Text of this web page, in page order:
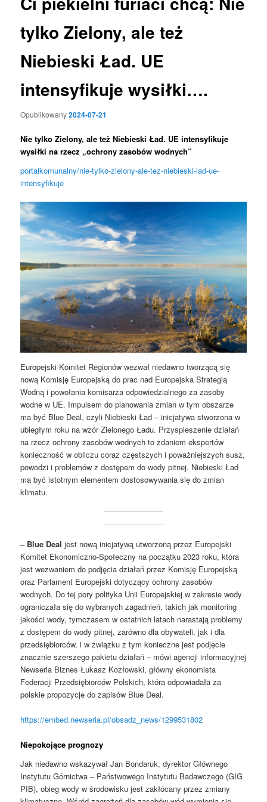
tylko Zielony, ale też
Niebieski Ład. UE
intensyfikuje wysiłki….
Opublikowany2024-07-21
Nie tylko Zielony, ale też Niebieski Ład. UE intensyfikuje
wysiłki na rzecz „ochrony zasobów wodnych”
portalkomunalny/nie-tylko-zielony-ale-tez-niebieski-lad-ue-
intensyfikuje
Europejski Komitet Regionów wezwał niedawno tworzącą się
nową Komisję Europejską do prac nad Europejska Strategią
Wodną i powołania komisarza odpowiedzialnego za zasoby
wodne w UE. Impulsem do planowania zmian w tym obszarze
ma być Blue Deal, czyli Niebieski Ład – inicjatywa stworzona w
ubiegłym roku na wzór Zielonego Ładu. Przyspieszenie działań
na rzecz ochrony zasobów wodnych to zdaniem ekspertów
konieczność w obliczu coraz częstszych i poważniejszych susz,
powodzi i problemów z dostępem do wody pitnej. Niebieski Ład
ma być istotnym elementem dostosowywania się do zmian
klimatu.
– Blue Dealjest nową inicjatywą utworzoną przez Europejski
Komitet Ekonomiczno-Społeczny na początku 2023 roku, która
jest wezwaniem do podjęcia działań przez Komisję Europejską
oraz Parlament Europejski dotyczący ochrony zasobów
wodnych. Do tej pory polityka Unii Europejskiej w zakresie wody
ograniczała się do wybranych zagadnień, takich jak monitoring
jakości wody, tymczasem w ostatnich latach narastają problemy
z dostępem do wody pitnej, zarówno dla obywateli, jak i dla
przedsiębiorców, i w związku z tym konieczne jest podjęcie
znacznie szerszego pakietu działań – mówi agencji informacyjnej
Newseria Biznes Łukasz Kozłowski, główny ekonomista
Federacji Przedsiębiorców Polskich, która odpowiadała za
polskie propozycje do zapisów Blue Deal.
https://embed.newseria.pl/obsadz_news/1299531802
Niepokojące prognozy
Jak niedawno wskazywał Jan Bondaruk, dyrektor Głównego
Instytutu Górnictwa – Państwowego Instytutu Badawczego (GIG
PIB), obieg wody w środowisku jest zakłócany przez zmiany